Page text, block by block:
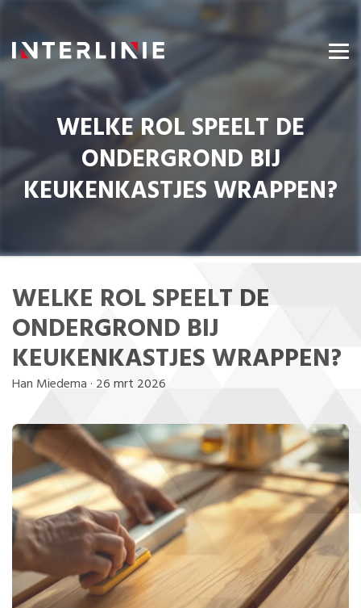
WELKE ROL SPEELT DE
ONDERGROND BIJ
KEUKENKASTJES WRAPPEN?
WELKE ROL SPEELT DE
ONDERGROND BIJ
KEUKENKASTJES WRAPPEN?
Han Miedema · 26 mrt 2026